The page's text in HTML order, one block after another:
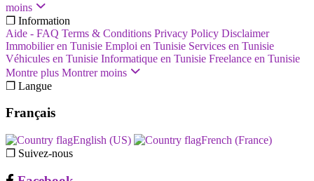
moins
❐ Information
Aide - FAQ Terms & Conditions Privacy Policy Disclaimer
Immobilier en Tunisie Emploi en Tunisie Services en Tunisie
Véhicules en Tunisie Informatique en Tunisie Freelance en Tunisie
Montre plus Montrer moins
❐ Langue
Français
English (US)‎
French (France)‎
❐ Suivez-nous